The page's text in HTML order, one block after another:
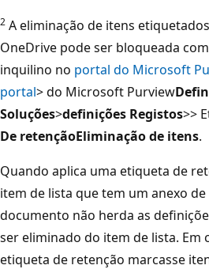
2 A eliminação de itens
OneDrive pode ser bloqueada
inquilino no portal do Microsoft
portal> do Microsoft Purview
Soluções>definições Registos>>
De retençãoEliminação de itens.
Quando aplica uma etiqueta de
item de lista que tem um anexo
documento não herda as
ser eliminado do item de lista. Em
etiqueta de retenção marcasse